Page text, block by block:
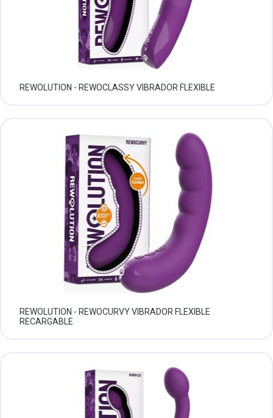
REWOLUTION - REWOCLASSY VIBRADOR FLEXIBLE
REWOLUTION - REWOCURVY VIBRADOR FLEXIBLE
RECARGABLE